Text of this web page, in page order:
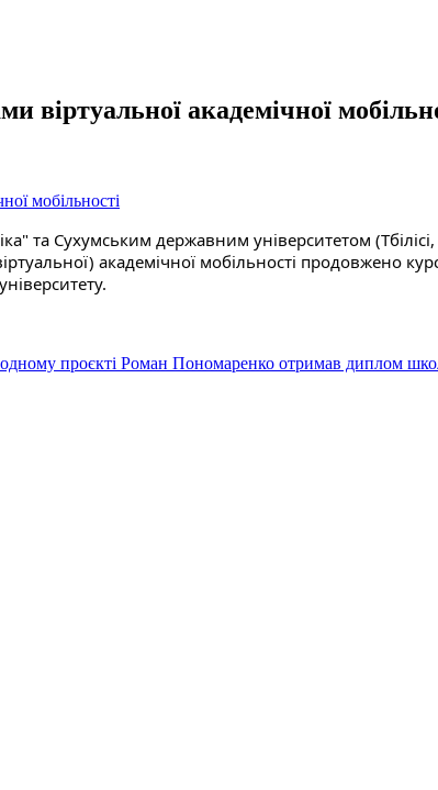
вiртуальної академічної
та Сухумським державним університетом (Тбілісі,
академічної мобільності продовжено
проєкті Роман Пономаренко отримав диплом